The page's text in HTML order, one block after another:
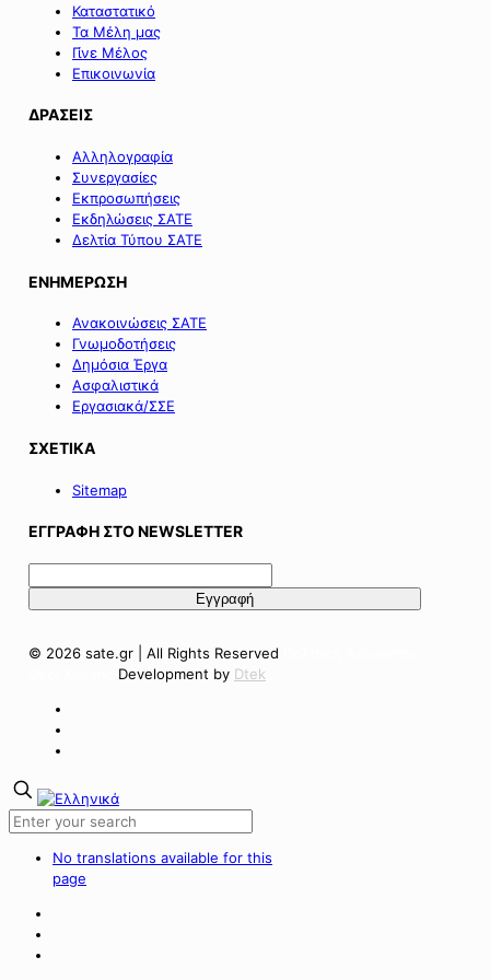
Καταστατικό
Τα Μέλη μας
Γίνε Μέλος
Επικοινωνία
ΔΡΑΣΕΙΣ
Αλληλογραφία
Συνεργασίες
Εκπροσωπήσεις
Εκδηλώσεις ΣΑΤΕ
Δελτία Τύπου ΣΑΤΕ
ΕΝΗΜΕΡΩΣΗ
Ανακοινώσεις ΣΑΤΕ
Γνωμοδοτήσεις
Δημόσια Έργα
Ασφαλιστικά
Εργασιακά/ΣΣΕ
ΣΧΕΤΙΚΑ
Sitemap
ΕΓΓΡΑΦΗ ΣΤΟ NEWSLETTER
© 2026 sate.gr | All Rights Reserved
Development by Dtek
No translations available for this
page